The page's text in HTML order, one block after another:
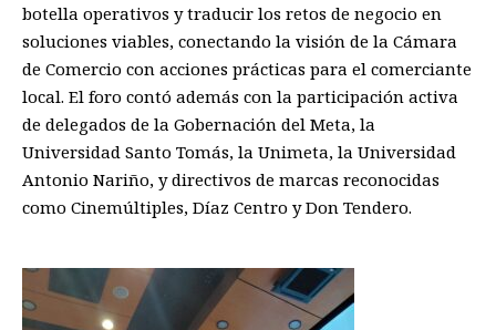
botella operativos y traducir los retos de negocio en
soluciones viables, conectando la visión de la Cámara
de Comercio con acciones prácticas para el comerciante
local. El foro contó además con la participación activa
de delegados de la Gobernación del Meta, la
Universidad Santo Tomás, la Unimeta, la Universidad
Antonio Nariño, y directivos de marcas reconocidas
como Cinemúltiples, Díaz Centro y Don Tendero.